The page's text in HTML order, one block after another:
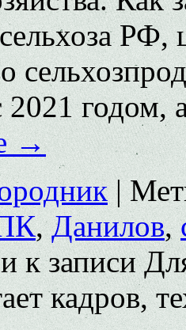
РФ,
2021 годом,
→
|
,Данилов,
к записи
кадров,